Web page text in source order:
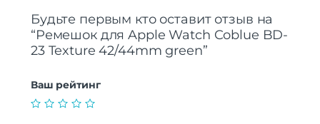
Будьте первым кто оставит отзыв на
“Ремешок для Apple Watch Coblue BD-
23 Texture 42/44mm green”
Ваш рейтинг